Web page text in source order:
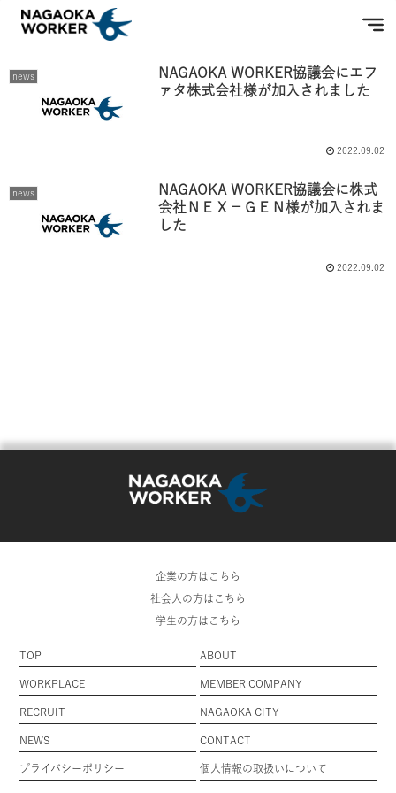
2022-09
news
NAGAOKA WORKER協議会にエフ
ァタ株式会社様が加入されました
2022.09.02
news
NAGAOKA WORKER協議会に株式
会社ＮＥＸ－ＧＥＮ様が加入されま
した
2022.09.02
企業の方はこちら
社会人の方はこちら
学生の方はこちら
TOP ABOUT
WORKPLACE MEMBER COMPANY
RECRUIT NAGAOKA CITY
NEWS CONTACT
プライバシーポリシー 個人情報の取扱いについて